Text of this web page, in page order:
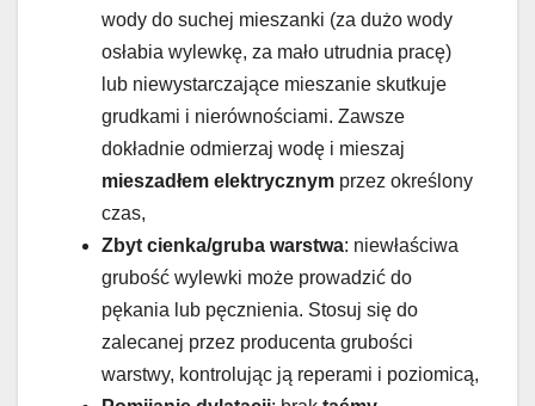
wody do suchej mieszanki (za dużo wody
osłabia wylewkę, za mało utrudnia pracę)
lub niewystarczające mieszanie skutkuje
grudkami i nierównościami. Zawsze
dokładnie odmierzaj wodę i mieszaj
mieszadłem elektrycznym przez określony
czas,
Zbyt cienka/gruba warstwa: niewłaściwa
grubość wylewki może prowadzić do
pękania lub pęcznienia. Stosuj się do
zalecanej przez producenta grubości
warstwy, kontrolując ją reperami i poziomicą,